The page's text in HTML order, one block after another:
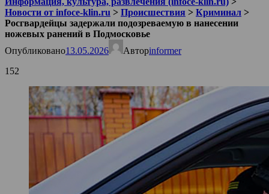
Новости от infoce-klin.ru > Происшествия > Криминал >
Росгвардейцы задержали подозреваемую в нанесении
ножевых ранений в Подмосковье
Опубликовано13.05.2026 Авторinformer
152